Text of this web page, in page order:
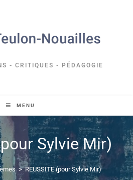
- CRITIQUES - PÉDAGOGIE
MENU
Sylvie Mir)
> REUSSITE (pour Sylvie Mir)